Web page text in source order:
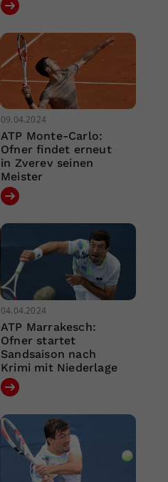
09.04.2024
ATP Monte-Carlo:
Ofner findet erneut
in Zverev seinen
Meister
04.04.2024
ATP Marrakesch:
Ofner startet
Sandsaison nach
Krimi mit Niederlage